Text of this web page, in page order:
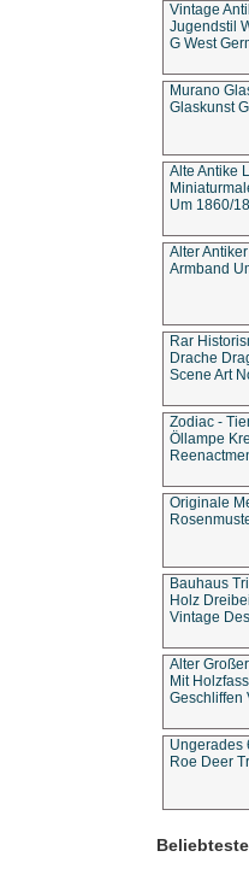
Vintage
Jugendstil
G West
Murano
Glaskunst
Alte Antike
Um 1860/
Alter
Armband
Rar
Drache
Scene Art
Zodiac -
Öllampe
Originale
Bauhaus
Holz
Vintage
Alter
Mit
Geschliffen
Ungerades
Roe Deer